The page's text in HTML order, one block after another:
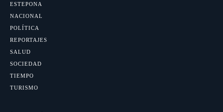
ESTEPONA
NACIONAL
POLÍTICA
REPORTAJES
SALUD
SOCIEDAD
TIEMPO
TURISMO